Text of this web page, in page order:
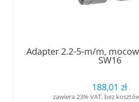
Adapter 2.2-5-m/m,
SW16
188,01 zł
zawiera 23% VAT, bez